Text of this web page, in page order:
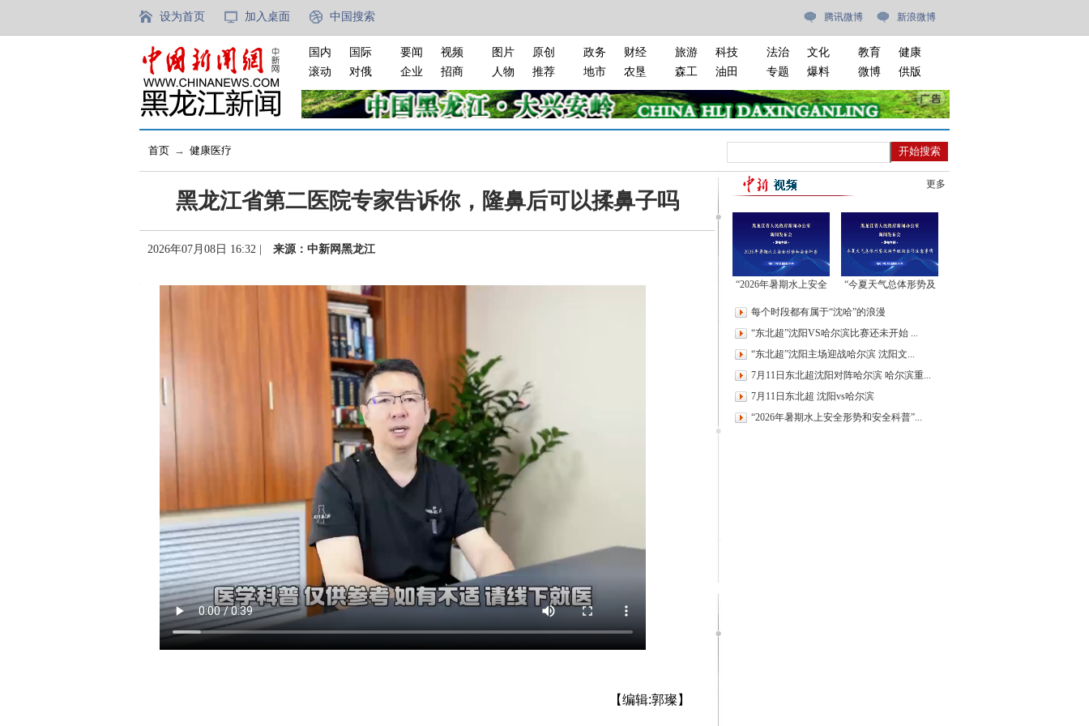
设为首页 加入桌面 中国搜索 腾讯微博 新浪微博
国内
国际
滚动
对俄
要闻
视频
企业
招商
图片
原创
人物
推荐
政务
财经
地市
农垦
旅游
科技
森工
油田
法治
文化
专题
爆料
教育
健康
微博
供版
首页 → 健康医疗
黑龙江省第二医院专家告诉你，隆鼻后可以揉鼻子吗
2026年07月08日 16:32 | 来源：中新网黑龙江
【编辑:郭璨】
更多
“2026年暑期水上安全
发布会
“今夏天气总体形势及
项”新闻发布会
每个时段都有属于“沈哈”的浪漫
“东北超”沈阳VS哈尔滨比赛还未开始 ...
“东北超”沈阳主场迎战哈尔滨 沈阳文...
7月11日东北超沈阳对阵哈尔滨 哈尔滨重...
7月11日东北超 沈阳vs哈尔滨
“2026年暑期水上安全形势和安全科普”...